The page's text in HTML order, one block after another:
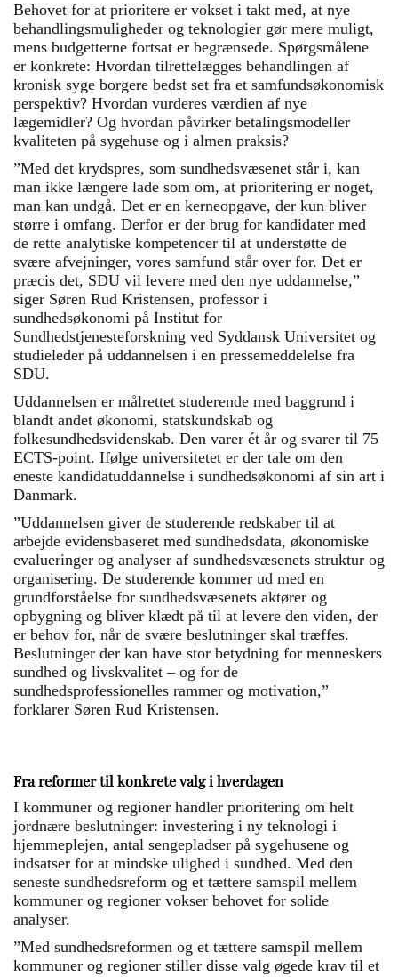
Behovet for at prioritere er vokset i takt med, at nye
behandlingsmuligheder og teknologier gør mere muligt,
mens budgetterne fortsat er begrænsede. Spørgsmålene
er konkrete: Hvordan tilrettelægges behandlingen af
kronisk syge borgere bedst set fra et samfundsøkonomisk
perspektiv? Hvordan vurderes værdien af nye
lægemidler? Og hvordan påvirker betalingsmodeller
kvaliteten på sygehuse og i almen praksis?
”Med det krydspres, som sundhedsvæsenet står i, kan
man ikke længere lade som om, at prioritering er noget,
man kan undgå. Det er en kerneopgave, der kun bliver
større i omfang. Derfor er der brug for kandidater med
de rette analytiske kompetencer til at understøtte de
svære afvejninger, vores samfund står over for. Det er
præcis det, SDU vil levere med den nye uddannelse,”
siger Søren Rud Kristensen, professor i
sundhedsøkonomi på Institut for
Sundhedstjenesteforskning ved Syddansk Universitet og
studieleder på uddannelsen i en pressemeddelelse fra
SDU.
Uddannelsen er målrettet studerende med baggrund i
blandt andet økonomi, statskundskab og
folkesundhedsvidenskab. Den varer ét år og svarer til 75
ECTS-point. Ifølge universitetet er der tale om den
eneste kandidatuddannelse i sundhedsøkonomi af sin art i
Danmark.
”Uddannelsen giver de studerende redskaber til at
arbejde evidensbaseret med sundhedsdata, økonomiske
evalueringer og analyser af sundhedsvæsenets struktur og
organisering. De studerende kommer ud med en
grundforståelse for sundhedsvæsenets aktører og
opbygning og bliver klædt på til at levere den viden, der
er behov for, når de svære beslutninger skal træffes.
Beslutninger der kan have stor betydning for menneskers
sundhed og livskvalitet – og for de
sundhedsprofessionelles rammer og motivation,”
forklarer Søren Rud Kristensen.
Fra reformer til konkrete valg i hverdagen
I kommuner og regioner handler prioritering om helt
jordnære beslutninger: investering i ny teknologi i
hjemmeplejen, antal sengepladser på sygehusene og
indsatser for at mindske ulighed i sundhed. Med den
seneste sundhedsreform og et tættere samspil mellem
kommuner og regioner vokser behovet for solide
analyser.
”Med sundhedsreformen og et tættere samspil mellem
kommuner og regioner stiller disse valg øgede krav til et